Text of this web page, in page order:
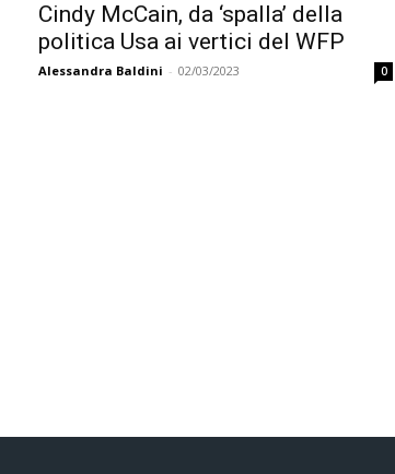
Cindy McCain, da ‘spalla’ della
politica Usa ai vertici del WFP
Alessandra Baldini - 02/03/2023 0